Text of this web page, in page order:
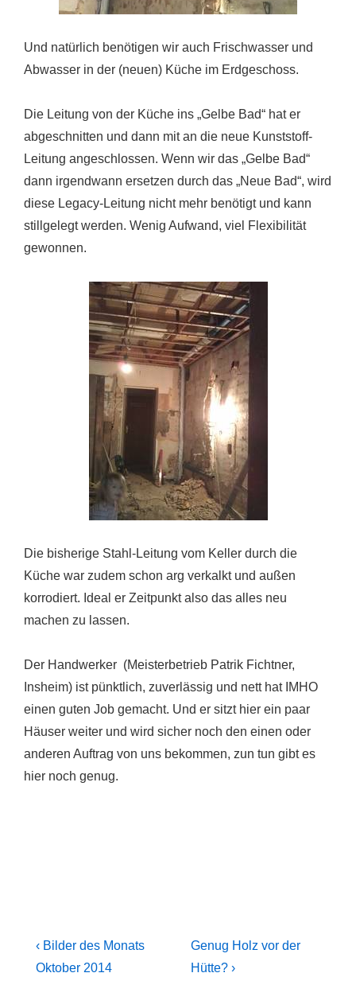
Und natürlich benötigen wir auch Frischwasser und
Abwasser in der (neuen) Küche im Erdgeschoss.
Die Leitung von der Küche ins „Gelbe Bad“ hat er
abgeschnitten und dann mit an die neue Kunststoff-
Leitung angeschlossen. Wenn wir das „Gelbe Bad“
dann irgendwann ersetzen durch das „Neue Bad“, wird
diese Legacy-Leitung nicht mehr benötigt und kann
stillgelegt werden. Wenig Aufwand, viel Flexibilität
gewonnen.
Die bisherige Stahl-Leitung vom Keller durch die
Küche war zudem schon arg verkalkt und außen
korrodiert. Ideal er Zeitpunkt also das alles neu
machen zu lassen.
Der Handwerker (Meisterbetrieb Patrik Fichtner,
Insheim) ist pünktlich, zuverlässig und nett hat IMHO
einen guten Job gemacht. Und er sitzt hier ein paar
Häuser weiter und wird sicher noch den einen oder
anderen Auftrag von uns bekommen, zun tun gibt es
hier noch genug.
Beitragsnavigation
Previous
Post
‹ Bilder des Monats
Oktober 2014
Next
Post
Genug Holz vor der
Hütte? ›